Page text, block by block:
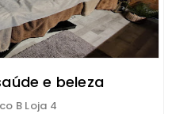
e beleza
B Loja 4